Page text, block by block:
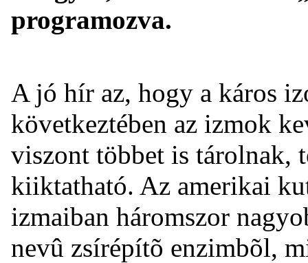
programozva.
A jó hír az, hogy a káros
következtében az izmok
viszont többet is tárolnak,
kiiktatható. Az amerikai
izmaiban háromszor
nevû zsírépítõ enzimbõl,